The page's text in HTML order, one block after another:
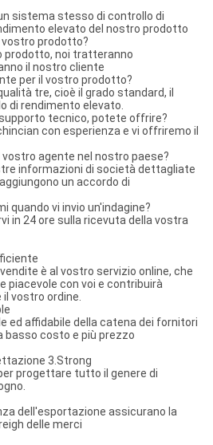
sistema stesso di controllo di
elevato del nostro prodotto
vostro prodotto?
prodotto, noi tratteranno
il nostro cliente
per il vostro prodotto?
tre, cioè il grado standard, il
di rendimento elevato.
tecnico, potete offrire?
con esperienza e vi offriremo il
agente nel nostro paese?
informazioni di società dettagliate
un accordo di
quando vi invio un'indagine?
in 24 ore sulla ricevuta della vostra
è al vostro servizio online, che
piacevole con voi e contribuirà
vostro ordine.
ed affidabile della catena dei fornitori
basso costo e più prezzo
3.Strong
progettare tutto il genere di
dell'esportazione assicurano la
delle merci